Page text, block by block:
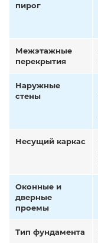
пирог
Межэтажные
перекрытия
Наружные
стены
Несущий каркас
Оконные и
дверные
проемы
Тип фундамента